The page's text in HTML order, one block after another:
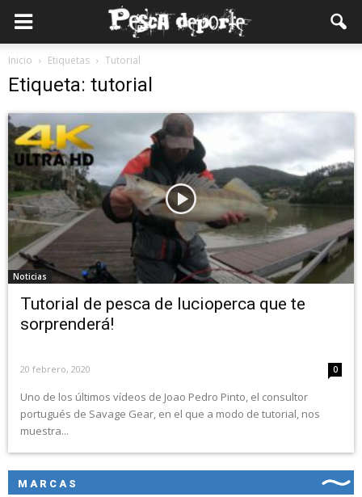
Inicio Etiquetas Tutorial
Etiqueta: tutorial
Noticias
Tutorial de pesca de lucioperca que te
sorprenderá!
20 febrero, 2020 0
Uno de los últimos vídeos de Joao Pedro Pinto, el consultor
portugués de Savage Gear, en el que a modo de tutorial, nos
muestra...
MARCAS